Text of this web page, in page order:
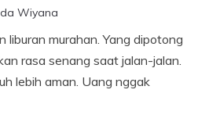
Wiyana
liburan murahan. Yang dipotong
rasa senang saat jalan-jalan.
lebih aman. Uang nggak